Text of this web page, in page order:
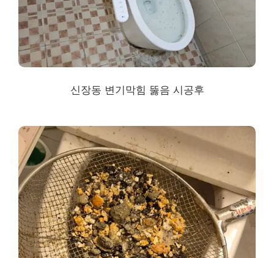
신장동 변기막힘 뚫음 시공후